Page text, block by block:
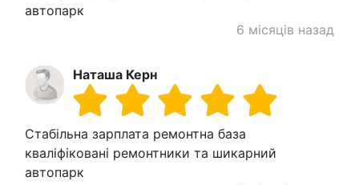
автопарк
6 місяців назад
Наташа Керн
Стабільна зарплата ремонтна база
кваліфіковані ремонтники та шикарний
автопарк